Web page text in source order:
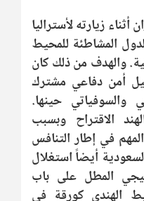
إيران أثناء زيارته لأستراليا
المشاطئة للمحيط
والهدف من ذلك كان
أمن دفاعي مشترك
والسوفياتي حينها.
الاقتراح وبسبب
في إطار التنافس
أيضاً استغلال
المطل على باب
الهندي كورقة في